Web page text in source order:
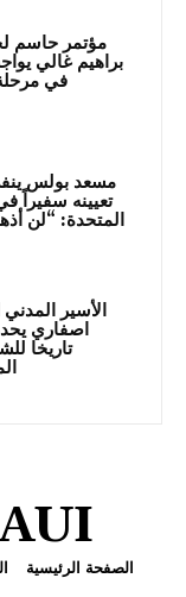
مؤتمر حاسم
براهيم غالي
في
مسعد بولس
تعيينه سفيراً
المتحدة: “لن
الأسير
اصفاري
تاريخا
الصفحة الرئيسية